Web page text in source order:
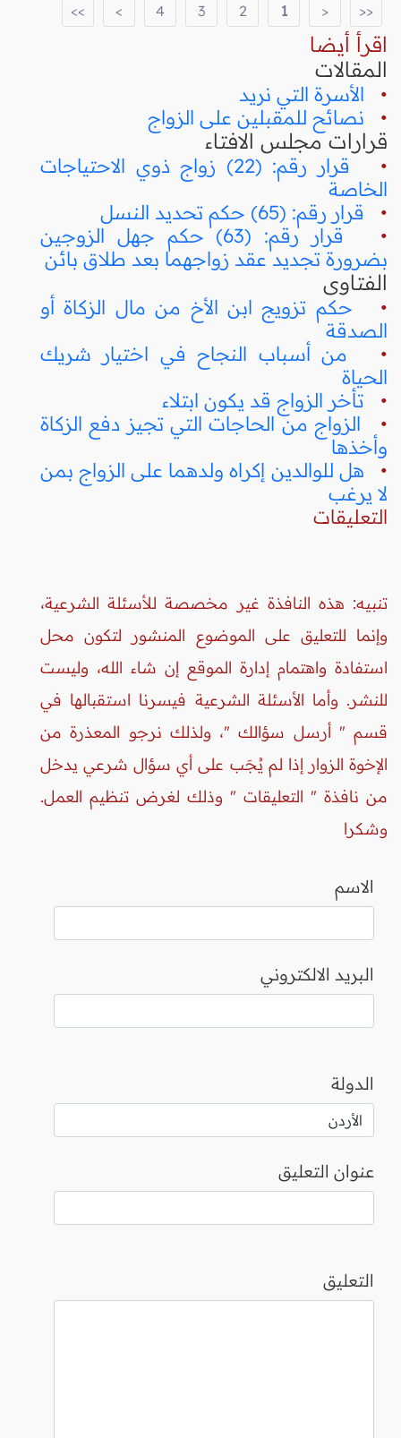
<<
<
1
2
3
4
>
>>
اقرأ أيضا
المقالات
• الأسرة التي نريد
• نصائح للمقبلين على الزواج
قرارات مجلس الافتاء
•
قرار رقم: (22) زواج ذوي الاحتياجات
الخاصة
• قرار رقم: (65) حكم تحديد النسل
•
قرار رقم: (63) حكم جهل الزوجين
بضرورة تجديد عقد زواجهما بعد طلاق بائن
الفتاوى
• حكم تزويج ابن الأخ من مال الزكاة أو
الصدقة
• من أسباب النجاح في اختيار شريك
الحياة
• تأخر الزواج قد يكون ابتلاء
• الزواج من الحاجات التي تجيز دفع الزكاة
وأخذها
• هل للوالدين إكراه ولدهما على الزواج بمن
لا يرغب
التعليقات
تنبيه: هذه النافذة غير مخصصة للأسئلة الشرعية،
وإنما للتعليق على الموضوع المنشور لتكون محل
استفادة واهتمام إدارة الموقع إن شاء الله، وليست
للنشر. وأما الأسئلة الشرعية فيسرنا استقبالها في
قسم " أرسل سؤالك "، ولذلك نرجو المعذرة من
الإخوة الزوار إذا لم يُجَب على أي سؤال شرعي يدخل
من نافذة " التعليقات " وذلك لغرض تنظيم العمل.
وشكرا
الاسم
البريد الالكتروني
الدولة
عنوان التعليق
التعليق